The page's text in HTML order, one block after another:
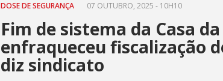
DOSE DE SEGURANÇA 07 OUTUBRO, 2025 - 10H10
Fim de sistema da Casa
enfraqueceu fiscalização
diz sindicato